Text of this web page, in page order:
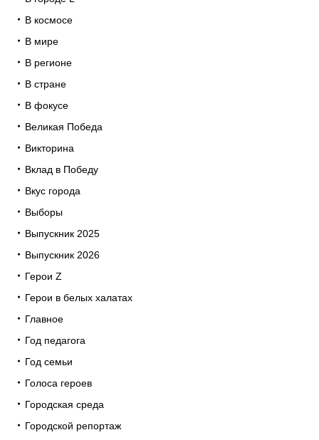
В космосе
В мире
В регионе
В стране
В фокусе
Великая Победа
Викторина
Вклад в Победу
Вкус города
Выборы
Выпускник 2025
Выпускник 2026
Герои Z
Герои в белых халатах
Главное
Год педагога
Год семьи
Голоса героев
Городская среда
Городской репортаж